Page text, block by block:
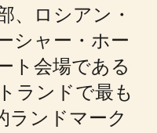
、ロシアン・
シャー・ホー
ト会場である
ランドで最も
ランドマーク